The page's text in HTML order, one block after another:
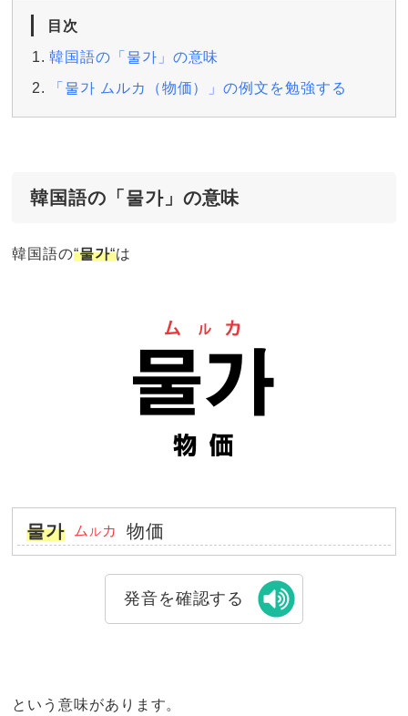
目次
韓国語の「물가」の意味
「물가 ムルカ（物価）」の例文を勉強する
韓国語の「물가」の意味
韓国語の“물가“は
물가 ム ル カ 物価
発音を確認する
という意味があります。